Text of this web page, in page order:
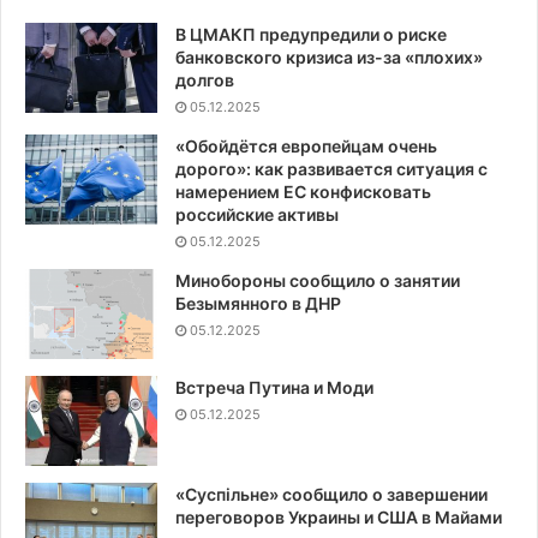
В ЦМАКП предупредили о риске
банковского кризиса из-за «плохих»
долгов
05.12.2025
«Обойдётся европейцам очень
дорого»: как развивается ситуация с
намерением ЕС конфисковать
российские активы
05.12.2025
Минобороны сообщило о занятии
Безымянного в ДНР
05.12.2025
Встреча Путина и Моди
05.12.2025
«Суспiльне» сообщило о завершении
переговоров Украины и США в Майами